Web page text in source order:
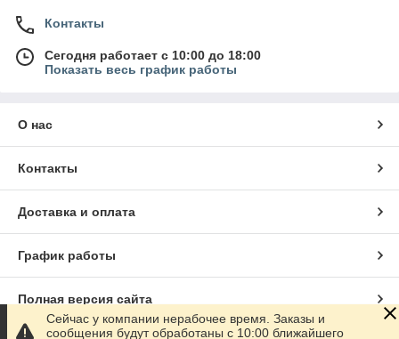
Контакты
Сегодня работает с 10:00 до 18:00
Показать весь график работы
О нас
Контакты
Доставка и оплата
График работы
Полная версия сайта
Сейчас у компании нерабочее время. Заказы и
сообщения будут обработаны с 10:00 ближайшего